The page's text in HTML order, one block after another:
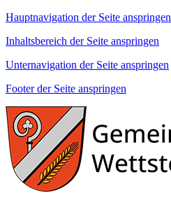
Hauptnavigation der Seite anspringen
Inhaltsbereich der Seite anspringen
Unternavigation der Seite anspringen
Footer der Seite anspringen